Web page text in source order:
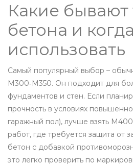
Какие бывают
бетона и
использовать
Самый популярный выбор –
М300‑М350. Он подходит для
фундаментов и стен. Если
прочность в условиях
гаражный пол), лучше взять
работ, где требуется защита от
бетон с добавкой
это легко проверить по